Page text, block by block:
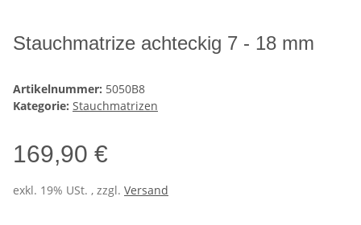
Stauchmatrize achteckig 7 - 18 mm
Artikelnummer: 5050B8
Kategorie: Stauchmatrizen
169,90 €
exkl. 19% USt. , zzgl. Versand